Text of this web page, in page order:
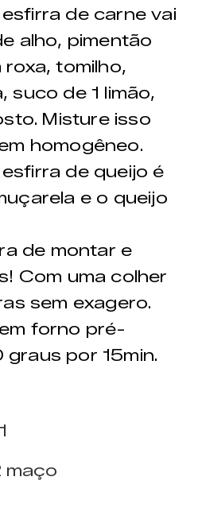
de carne vai
alho, pimentão
tomilho,
suco de 1 limão,
Misture isso
homogêneo.
de queijo é
e o queijo
de montar e
Com uma colher
sem exagero.
forno pré-
por 15min.
maço